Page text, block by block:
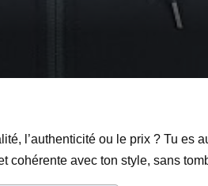
l’authenticité ou le prix ? Tu es
cohérente avec ton style, sans